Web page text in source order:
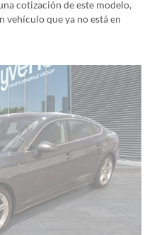
cotización de este modelo,
vehículo que ya no está en